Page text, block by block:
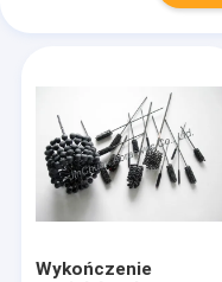
Wykończenie